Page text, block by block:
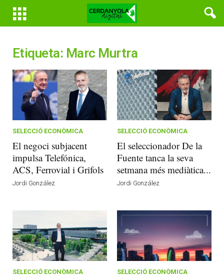
Etiqueta: Marc Murtra
SELECCIÓ ECONÒMICA
El negoci subjacent
impulsa Telefónica,
ACS, Ferrovial i Grifols
Jordi González
SELECCIÓ ECONÒMICA
El seleccionador De la
Fuente tanca la seva
setmana més mediàtica...
Jordi González
SELECCIÓ ECONÒMICA SELECCIÓ ECONÒMICA